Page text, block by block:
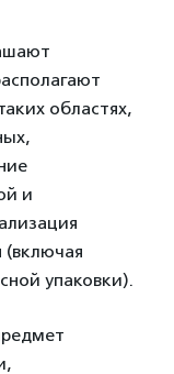
областях,
и
(включая
упаковки).